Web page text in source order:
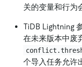
关的变量和行为
TiDB Lightning
在未来版本中废
个导入任务允许